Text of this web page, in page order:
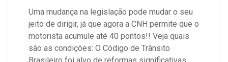
Uma mudança na legislação pode mudar o seu
jeito de dirigir, já que agora a CNH permite que o
motorista acumule até 40 pontos!! Veja quais
são as condições: O Código de Trânsito